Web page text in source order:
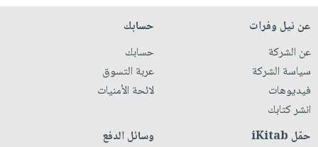
عن نيل وفرات
عن الشركة
سياسة الشركة
فيديوهات
انشر كتابك
حسابك
حسابك
عربة التسوق
لائحة الأمنيات
حمّل iKitab وسائل الدفع